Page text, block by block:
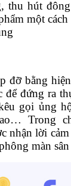
thu hút
một
đỡ bằng
để đứng ra
gọi ủng
Trong
nhận lời
màn